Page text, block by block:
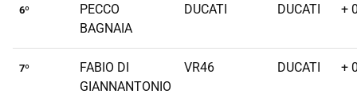
6º
PECCO
BAGNAIA
DUCATI DUCATI +
7º
FABIO DI
GIANNANTONIO
VR46 DUCATI +